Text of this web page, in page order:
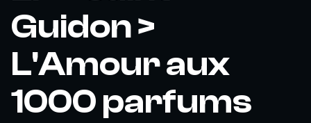
Guidon >
L'Amour aux
1000 parfums